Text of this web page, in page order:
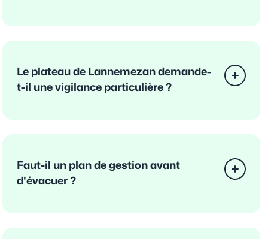
Le plateau de Lannemezan demande-
t-il une vigilance particulière ?
Faut-il un plan de gestion avant
d'évacuer ?